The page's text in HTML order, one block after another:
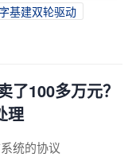
基建双轮驱动
了100多万元？
理
统的协议